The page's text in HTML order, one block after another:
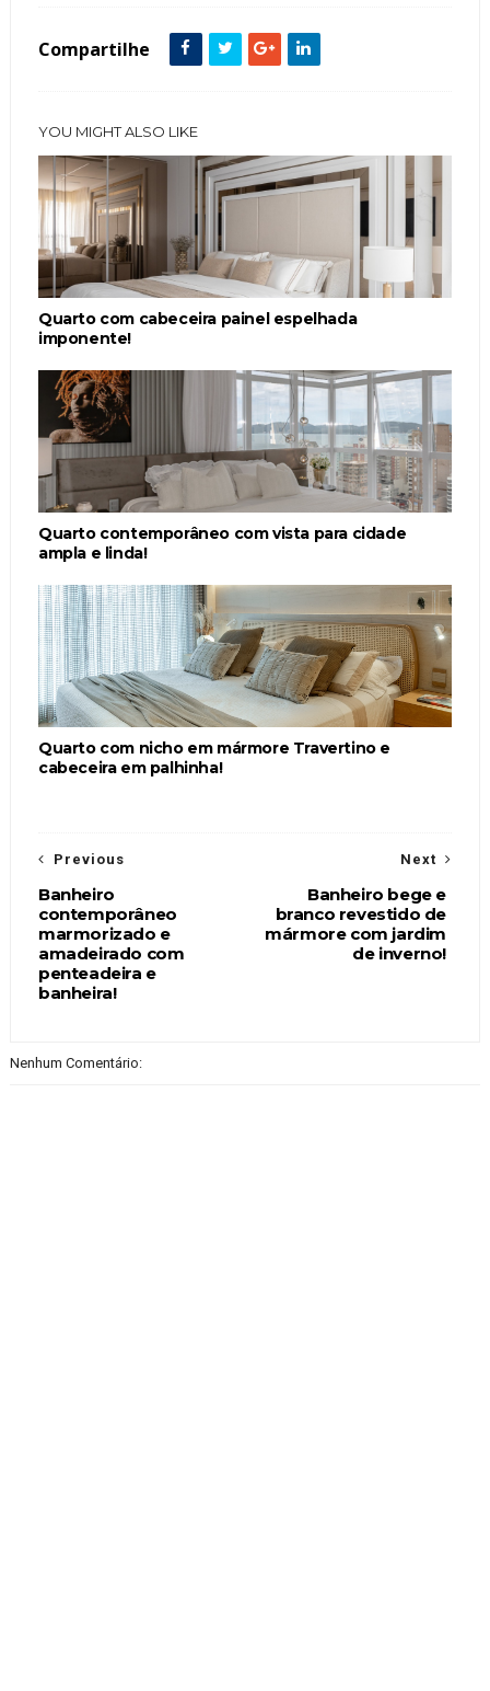
Compartilhe
YOU MIGHT ALSO LIKE
Quarto com cabeceira painel espelhada
imponente!
Quarto contemporâneo com vista para cidade
ampla e linda!
Quarto com nicho em mármore Travertino e
cabeceira em palhinha!
Next
Banheiro bege e
branco revestido de
mármore com jardim
de inverno!
Previous
Banheiro
contemporâneo
marmorizado e
amadeirado com
penteadeira e
banheira!
Nenhum Comentário: